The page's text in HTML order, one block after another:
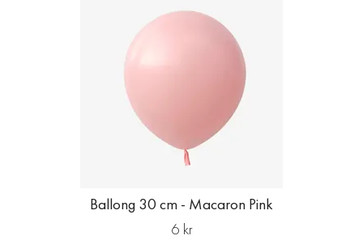
Ballong 30 cm - Macaron Pink
6 kr